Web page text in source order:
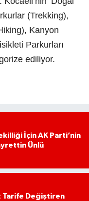
(Trekking),
Kanyon
Parkurları
ediliyor.
İçin AK Parti’nin
Ünlü
Tarife Değiştiren